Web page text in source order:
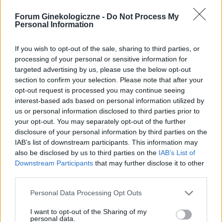
Forum Ginekologiczne - Do Not Process My
Personal Information
If you wish to opt-out of the sale, sharing to third parties, or
processing of your personal or sensitive information for
targeted advertising by us, please use the below opt-out
section to confirm your selection. Please note that after your
opt-out request is processed you may continue seeing
interest-based ads based on personal information utilized by
us or personal information disclosed to third parties prior to
your opt-out. You may separately opt-out of the further
disclosure of your personal information by third parties on the
IAB’s list of downstream participants. This information may
also be disclosed by us to third parties on the IAB’s List of
Downstream Participants that may further disclose it to other
Personal Data Processing Opt Outs
I want to opt-out of the Sharing of my
personal data.
Przyjmowałam tabletki jednoskładnikowe
Cerazette i chcę je odstawić ze względu na
ciągłe krwawienie. Po jakim czasie pojawił sie u
was okres?
Forum:Antykoncepcja
gość
Proszę o pomoc
grudnia Dzień owulacji według aplikacji 29
stycznia i planowo ma potrwać do 16 stycznia